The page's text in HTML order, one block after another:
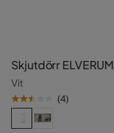
Skjutdörr ELVERUM
Vit
(4)